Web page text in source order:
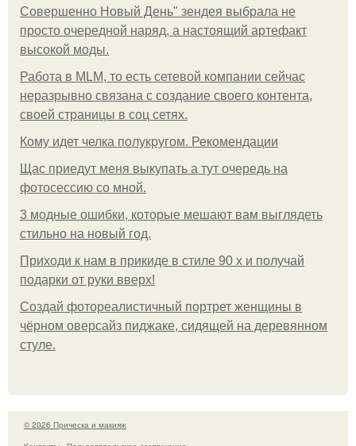
Совершенно Новый День" зендея выбрала не
просто очередной наряд, а настоящий артефакт
высокой моды.
Работа в MLM, то есть сетевой компании сейчас
неразрывно связана с создание своего контента,
своей страницы в соц сетях.
Кому идет челка полукругом. Рекомендации
Щас приедут меня выкупать а тут очередь на
фотосессию со мной.
3 модные ошибки, которые мешают вам выглядеть
стильно на новый год.
Приходи к нам в прикиде в стиле 90 х и получай
подарки от руки вверх!
Создай фотореалистичный портрет женщины в
чёрном оверсайз пиджаке, сидящей на деревянном
стуле.
© 2026 Прическа и макияж